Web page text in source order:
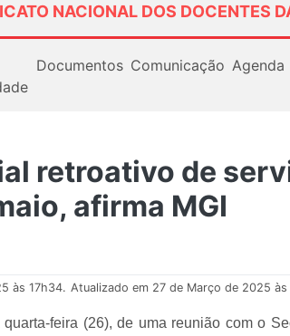
NACIONAL DOS DOCENTES
Documentos Comunicação Agenda
retroativo de
afirma MGI
às 17h34. Atualizado em 27 de Março de 2025 às
feira (26), de uma reunião com o